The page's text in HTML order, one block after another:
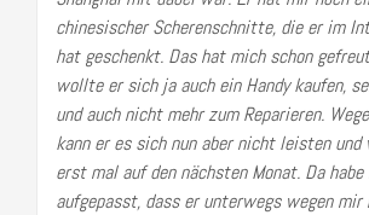
chinesischer Scherenschnitte, die er im
hat geschenkt. Das hat mich schon
wollte er sich ja auch ein Handy kaufen,
und auch nicht mehr zum Reparieren.
kann er es sich nun aber nicht leisten und
erst mal auf den nächsten Monat. Da
aufgepasst, dass er unterwegs wegen mir